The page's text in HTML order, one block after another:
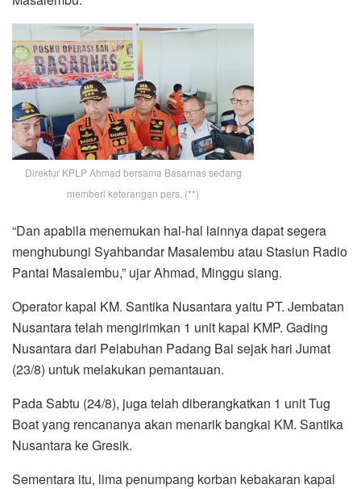
Direktur KPLP Ahmad bersama Basarnas sedang
memberi keterangan pers. (**)
“Dan apabila menemukan hal-hal lainnya dapat segera
menghubungi Syahbandar Masalembu atau Stasiun Radio
Pantai Masalembu,” ujar Ahmad, Minggu siang.
Operator kapal KM. Santika Nusantara yaitu PT. Jembatan
Nusantara telah mengirimkan 1 unit kapal KMP. Gading
Nusantara dari Pelabuhan Padang Bai sejak hari Jumat
(23/8) untuk melakukan pemantauan.
Pada Sabtu (24/8), juga telah diberangkatkan 1 unit Tug
Boat yang rencananya akan menarik bangkai KM. Santika
Nusantara ke Gresik.
Sementara itu, lima penumpang korban kebakaran kapal